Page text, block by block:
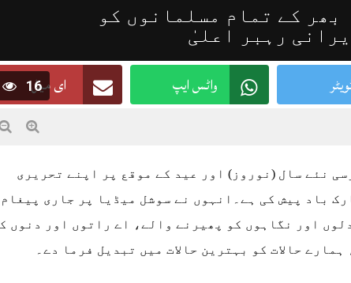
بھر کے تمام مسلمانوں کو
رہبر اعلیٰ
واٹس ایپ ای میل
16
نئے سال (نوروز) اور عید کے موقع پر اپنے تحریری
باد پیش کی ہے۔انہوں نے سوشل میڈیا پر جاری پیغام
اور نگاہوں کو پھیرنے والے، اے راتوں اور دنوں
حالات کو بہترین حالات میں تبدیل فرما دے۔